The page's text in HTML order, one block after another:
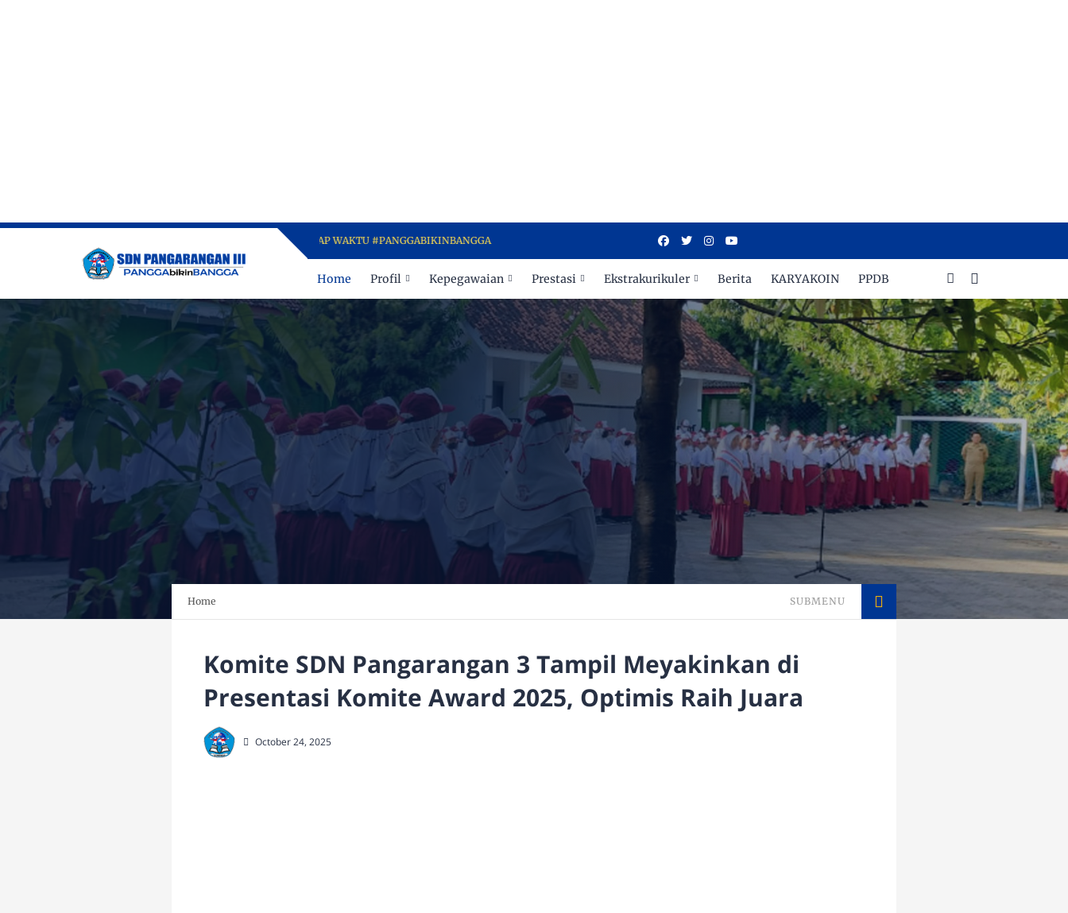
MENJADI LEBIH BAIK SETIAP WAKTU #PANGGABIKINBANGGA
Home Profil Kepegawaian Prestasi Ekstrakurikuler Berita KARYAKOIN PPDB
Home SUBMENU
Komite SDN Pangarangan 3 Tampil Meyakinkan di
Presentasi Komite Award 2025, Optimis Raih Juara
October 24, 2025